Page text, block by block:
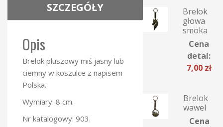
SZCZEGÓŁY
Opis
Brelok pluszowy miś jasny lub
ciemny w koszulce z napisem
Polska.
Wymiary: 8 cm.
Nr katalogowy: 903.
Brelok
głowa
smoka
Cena
detal:
7,00 zł
Brelok
wawel
Cena